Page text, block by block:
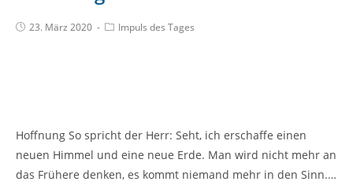
23. März 2020 Impuls des Tages
Hoffnung So spricht der Herr: Seht, ich erschaffe einen
neuen Himmel und eine neue Erde. Man wird nicht mehr an
das Frühere denken, es kommt niemand mehr in den Sinn.…